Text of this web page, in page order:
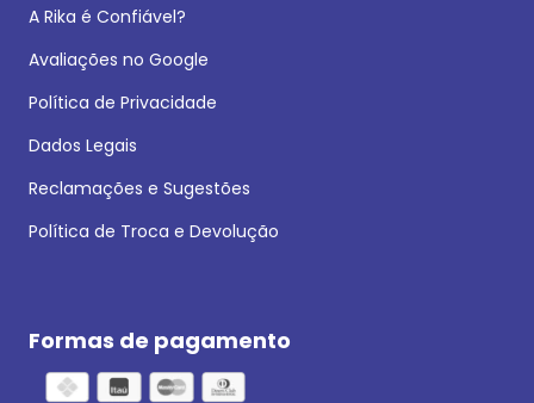
A Rika é Confiável?
Avaliações no Google
Política de Privacidade
Dados Legais
Reclamações e Sugestões
Política de Troca e Devolução
Formas de pagamento